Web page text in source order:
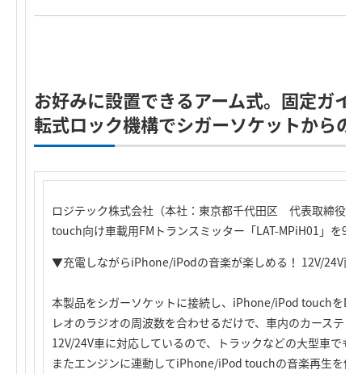
お好みに設置できるアーム式。固定ガ
転式ロック機構でシガーソケットからの
ロジテック株式会社（本社：東京都千代田区 代表取締役
touch向け車載用FMトランスミッター「LAT-MPiH01」を9
▼充電しながらiPhone/iPodの音楽が楽しめる！ 12V/24V両
本製品をシガーソケットに接続し、iPhone/iPod touchを
レオのラジオの周波数を合わせるだけで、車内のカーステ
12V/24V車に対応しているので、トラックなどの大型車でも
またエンジンに連動してiPhone/iPod touchの音楽再生を停